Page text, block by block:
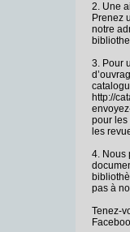
2. Une
Prenez
notre
3. Pour
http://
pour les
les
4. Nous
pas à
Tenez-